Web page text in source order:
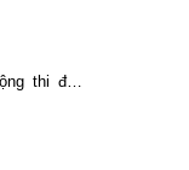
thi đua